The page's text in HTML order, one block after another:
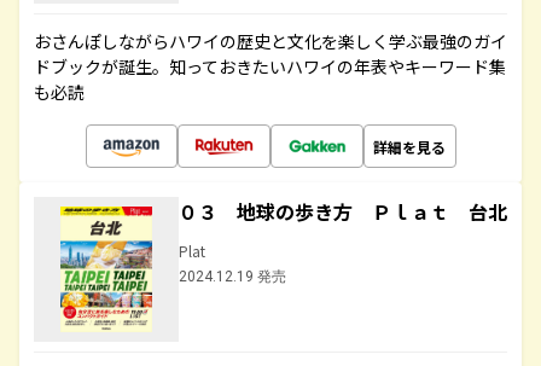
おさんぽしながらハワイの歴史と文化を楽しく学ぶ最強のガイ
ドブックが誕生。知っておきたいハワイの年表やキーワード集
も必読
詳細を見る
０３ 地球の歩き方 Ｐｌａｔ 台北
Plat
2024.12.19 発売